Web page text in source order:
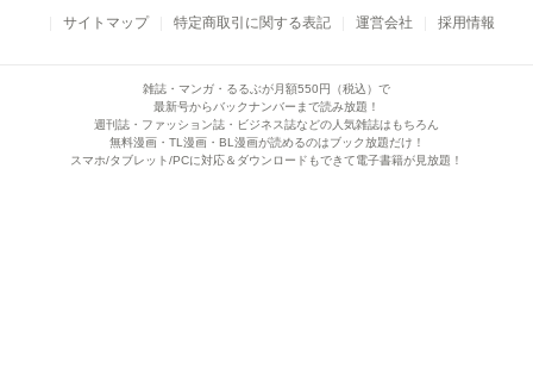
サイトマップ
特定商取引に関する表記 運営会社 採用情報
雑誌・マンガ・るるぶが月額550円（税込）で
最新号からバックナンバーまで読み放題！
週刊誌・ファッション誌・ビジネス誌などの人気雑誌はもちろん
無料漫画・TL漫画・BL漫画が読めるのはブック放題だけ！
スマホ/タブレット/PCに対応＆ダウンロードもできて電子書籍が見放題！